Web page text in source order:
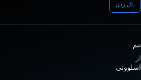
بال زدن
تیم
از
اسلوونی